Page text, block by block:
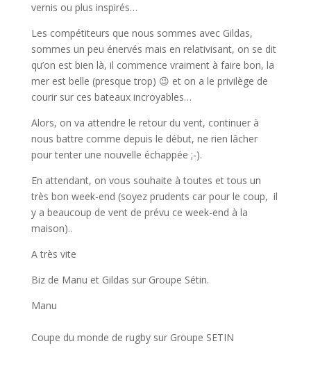
vernis ou plus inspirés…
Les compétiteurs que nous sommes avec Gildas,
sommes un peu énervés mais en relativisant, on se dit
qu’on est bien là, il commence vraiment à faire bon, la
mer est belle (presque trop) 😉 et on a le privilège de
courir sur ces bateaux incroyables…
Alors, on va attendre le retour du vent, continuer à
nous battre comme depuis le début, ne rien lâcher
pour tenter une nouvelle échappée ;-).
En attendant, on vous souhaite à toutes et tous un
très bon week-end (soyez prudents car pour le coup, il
y a beaucoup de vent de prévu ce week-end à la
maison)..
A très vite
Biz de Manu et Gildas sur Groupe Sétin.
Manu
Coupe du monde de rugby sur Groupe SETIN